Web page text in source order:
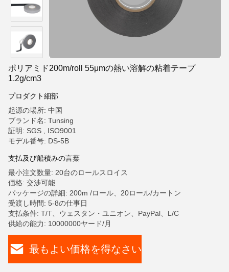
ポリアミド200m/roll 55μmの熱い溶解の粘着テープ
1.2g/cm3
プロダクト細部
起源の場所: 中国
ブランド名: Tunsing
証明: SGS , ISO9001
モデル番号: DS-5B
支払及び船積みの言葉
最小注文数量: 20台のロールスロイス
価格: 交渉可能
パッケージの詳細: 200m /ロール、20ロール/カートン
受渡し時間: 5-8の仕事日
支払条件: T/T、ウェスタン・ユニオン、PayPal、L/C
供給の能力: 10000000ヤード/月
最もよい価格を得なさい